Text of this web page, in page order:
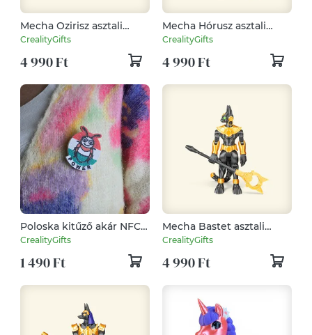
Mecha Ozirisz asztali
figura – beállítható
pózokkal
CrealityGifts
4 990 Ft
Mecha Hórusz asztali
figura – beállítható
pózokkal
CrealityGifts
4 990 Ft
Poloska kitűző akár NFC
chippel – Cuki, okos,
praktikus!
CrealityGifts
1 490 Ft
Mecha Bastet asztali
figura – beállítható
pózokkal
CrealityGifts
4 990 Ft